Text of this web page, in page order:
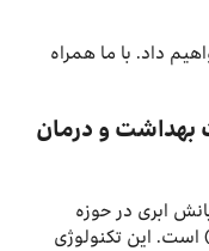
داد. با ما همراه
بهداشت و درمان
ابری در حوزه
سلامت، پزشکی از راه دور (Telemedicine) است. این تکنولوژی